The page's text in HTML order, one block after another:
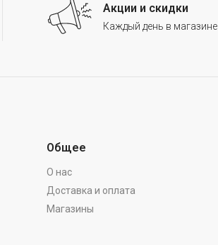
Акции и скидки
Каждый день в магазине
Общее
О нас
Доставка и оплата
Магазины